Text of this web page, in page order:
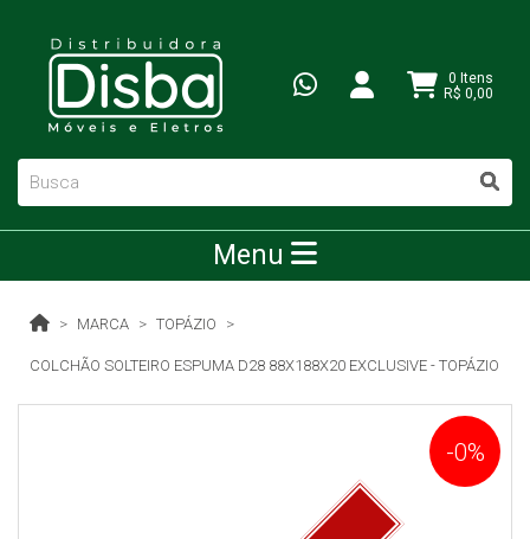
0 Itens
R$ 0,00
Menu
MARCA TOPÁZIO
COLCHÃO SOLTEIRO ESPUMA D28 88X188X20 EXCLUSIVE - TOPÁZIO
-0%